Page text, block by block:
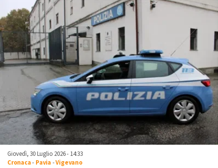
Giovedì, 30 Luglio 2026 - 14:33
Cronaca- Pavia -Vigevano